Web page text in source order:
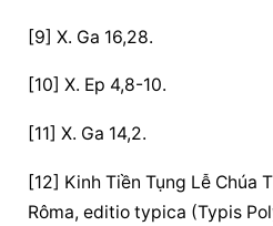
[9] X. Ga 16,28.
[10] X. Ep 4,8-10.
[11] X. Ga 14,2.
[12] Kinh Tiền Tụng Lễ Chúa
Rôma, editio typica (Typis